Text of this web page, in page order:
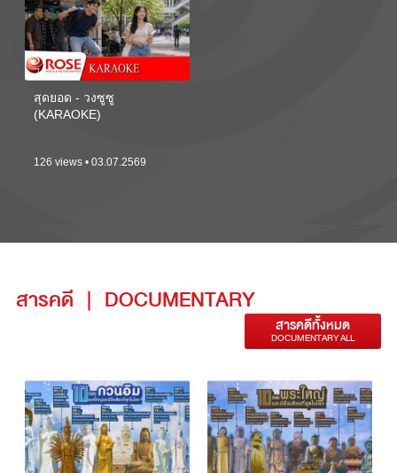
สุดยอด - วงซูซู
(KARAOKE)
126 views • 03.07.2569
สารคดี | DOCUMENTARY
สารคดีทั้งหมด
DOCUMENTARY ALL